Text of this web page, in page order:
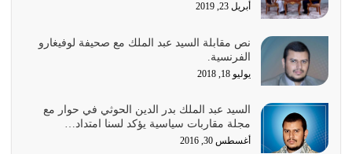
أغسطس 1, 2026
أبرز أسباب الشقاء هو الإعراض عن ذكر الله وعن هدى الله
المتمثل في القرآن الكريم
يوليو 31, 2026
أولياء الشيطان كلما كانوا أكثر ولاءً وطاعة للشيطان كلما كانوا
أكثر ضعفاً
يوليو 30, 2026
أبريل 23, 2019
نص مقابلة السيد عبد الملك مع صحيفة لوفيغارو
الفرنسية.
يوليو 18, 2018
السيد عبد الملك بدر الدين الحوثي في حوار مع
مجلة مقاربات سياسية يؤكد لسنا امتداد…
أغسطس 30, 2016